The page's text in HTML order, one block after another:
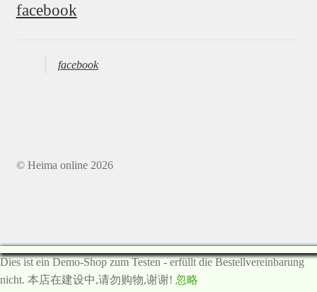
facebook
facebook
© Heima online 2026
Dies ist ein Demo-Shop zum Testen - erfüllt die Bestellvereinbarung
nicht. 本店在建设中,请勿购物,谢谢! 忽略